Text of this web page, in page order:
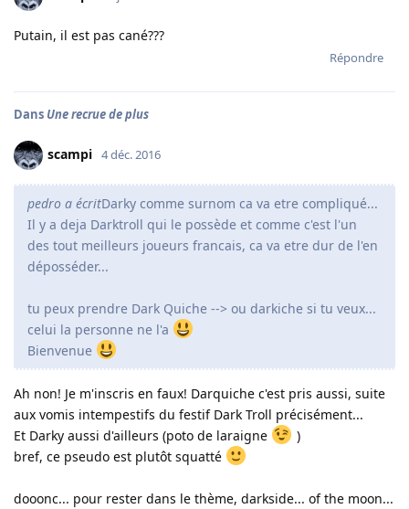
Putain, il est pas cané???
Répondre
Dans Une recrue de plus
scampi 4 déc. 2016
pedro a écritDarky comme surnom ca va etre compliqué...
Il y a deja Darktroll qui le possède et comme c'est l'un
des tout meilleurs joueurs francais, ca va etre dur de l'en
déposséder...
tu peux prendre Dark Quiche --> ou darkiche si tu veux...
celui la personne ne l'a
Bienvenue
Ah non! Je m'inscris en faux! Darquiche c'est pris aussi, suite
aux vomis intempestifs du festif Dark Troll précisément...
Et Darky aussi d'ailleurs (poto de laraigne
)
bref, ce pseudo est plutôt squatté
dooonc... pour rester dans le thème, darkside... of the moon...